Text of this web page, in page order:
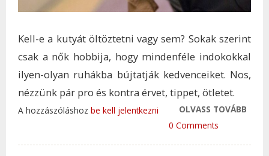
Kell-e a kutyát öltöztetni vagy sem? Sokak szerint
csak a nők hobbija, hogy mindenféle indokokkal
ilyen-olyan ruhákba bújtatják kedvenceiket. Nos,
nézzünk pár pro és kontra érvet, tippet, ötletet.
OLVASS TOVÁBB
A hozzászóláshoz be kell jelentkezni
0 Comments